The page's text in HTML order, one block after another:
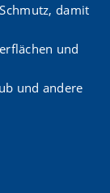
damit
und
und andere